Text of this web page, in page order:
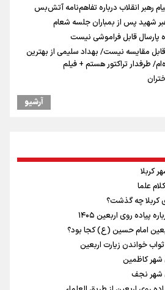
رهبر انقلاب درباره تفاهم‌نامه آتش‌بس
شهید پس از بمباران جلسه شعام
قابل فراموشی نیست
مقایسه نیست/ بهداد سلیمی از بهترین
طرفدار تراکتور هستم + فیلم
هدف گردشگری ریاب به پایان رسید
سیاست خارجی ایران خارج نخواهد شد/
در روند مذاکرات حمایت می‌کنیم
هزار زائر اربعین از مرزهای شش‌گانه
کند؟
تمرچین
آرشیو
کربلا
علما
کربلا چه گذشت؟
پیاده روی اربعین ۱۴۰۵
امام حسین (ع) کجا بود؟
خواندن زیارت اربعین
شهر کاظمین
شهر نجف